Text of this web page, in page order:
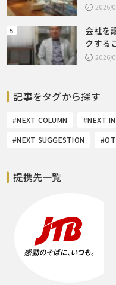
2026/
会社を
クする
2026/
記事をタグから探す
#NEXT COLUMN #NEXT
#NEXT SUGGESTION
提携先一覧